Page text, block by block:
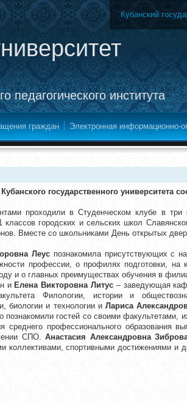
педагогического института
Кубанский
граждан Электронная информационно-
государственного университета
проходили в Студенческом клубе в три
городских и сельских школ
Вместе со школьниками День открытых
Леус познакомила присутствующих с
профессии, о профилях подготовки, на
и о главных преимуществах обучения в
и Елена Викторовна Литус– заведующая
Филологии, истории и
биологии и технологии иЛариса
познакомили гостей со своими факультетами,
среднего профессионального образования
СПО.Анастасия Александровна
коллективами, спортивными достижениями и